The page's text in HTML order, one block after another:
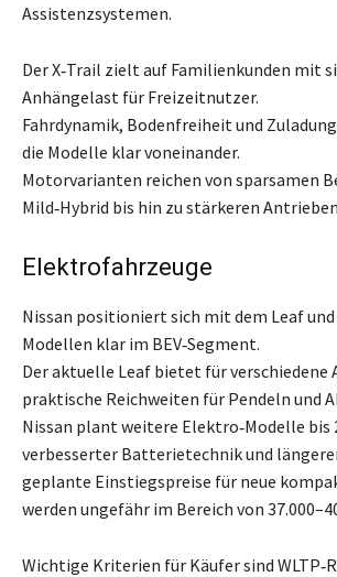
Assistenzsystemen.
Der X‑Trail zielt auf Familienkunden mit
Anhängelast für Freizeitnutzer.
Fahrdynamik, Bodenfreiheit und
die Modelle klar voneinander.
Motorvarianten reichen von sparsamen
Mild‑Hybrid bis hin zu stärkeren
Elektrofahrzeuge
Nissan positioniert sich mit dem Leaf
Modellen klar im BEV‑Segment.
Der aktuelle Leaf bietet für verschiedene
praktische Reichweiten für Pendeln und
Nissan plant weitere Elektro‑Modelle bis
verbesserter Batterietechnik und
geplante Einstiegspreise für neue
werden ungefähr im Bereich von
Wichtige Kriterien für Käufer sind